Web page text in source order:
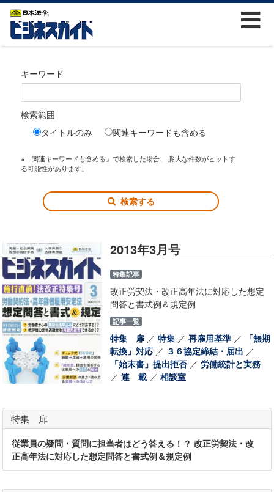
キーワード
検索範囲
タイトルのみ
関連キーワードも含める
※「関連キーワードも含める」で検索した場合、 膨大な件数がヒットす
る可能性があります。
検索する
2013年3月号
特集記事
改正労契法・改正高年法に対応した想定
問答と書式例＆規定例
記事一覧
特集 扉 ／特集 ／再雇用基準 ／
「無期
転換」対応 ／ ３６協定締結・届出 ／
「始末書」提出拒否／労働統計と実務
／連 載 ／相談室
特集 扉
従業員の疑問・質問に担当者はどう答える！？ 改正労契法・改
正高年法に対応した想定問答と書式例＆規定例